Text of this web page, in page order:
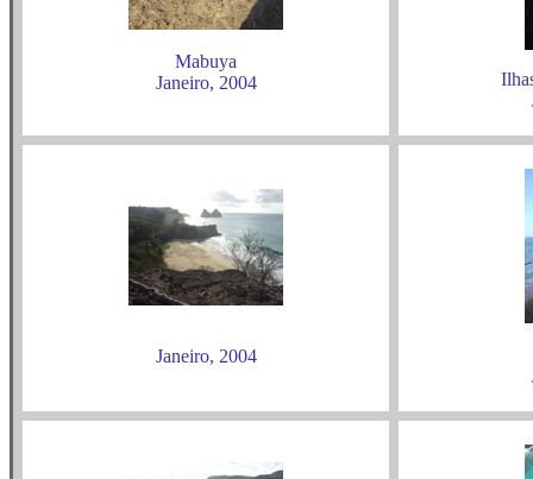
Mabuya
Janeiro, 2004
Janeiro, 2004